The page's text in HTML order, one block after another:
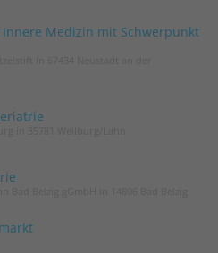
Medizin mit Schwerpunkt